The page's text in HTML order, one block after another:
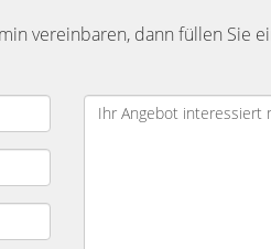
vereinbaren, dann füllen Sie